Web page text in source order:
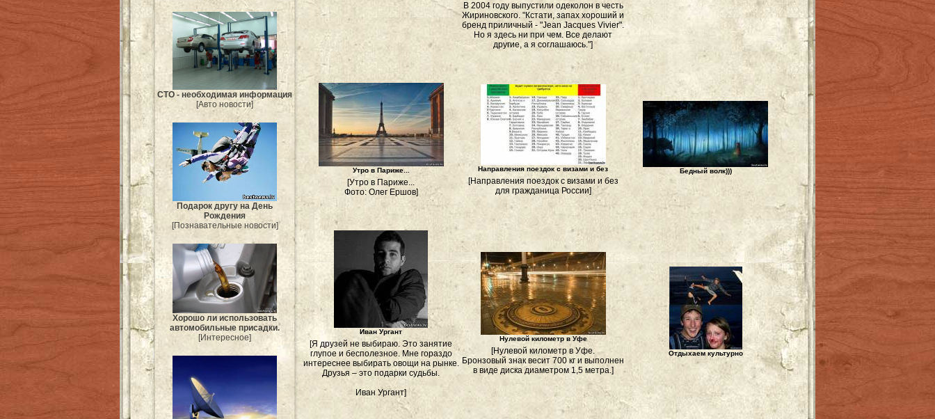
СТО - необходимая информация
[Авто новости]
Подарок другу на День
Рождения
[Познавательные новости]
Хорошо ли использовать
автомобильные присадки.
[Интересное]
В 2004 году выпустили одеколон в честь
Жириновского. "Кстати, запах хороший и
бренд приличный - "Jean Jacques Vivier".
Но я здесь ни при чем. Все делают
другие, а я соглашаюсь."]
Утро в Париже...
[Утро в Париже...
Фото: Олег Ершов]
Направления поездок с визами и без
[Направления поездок с визами и без
для гражданица России]
Бедный волк)))
Иван Ургант
[Я друзей не выбираю. Это занятие
глупое и бесполезное. Мне гораздо
интереснее выбирать овощи на рынке.
Друзья – это подарки судьбы.
Иван Ургант]
Нулевой километр в Уфе
[Нулевой километр в Уфе.
Бронзовый знак весит 700 кг и выполнен
в виде диска диаметром 1,5 метра.]
Отдыхаем культурно